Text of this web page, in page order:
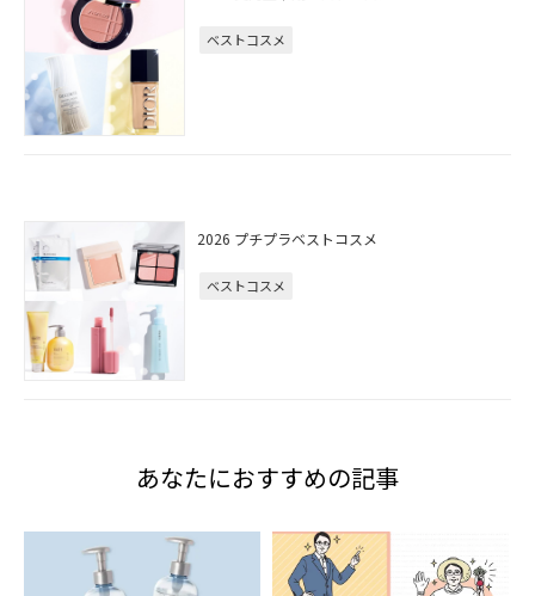
ベストコスメ
2026 プチプラベストコスメ
ベストコスメ
あなたにおすすめの記事